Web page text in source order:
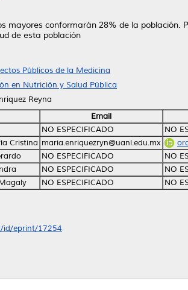
mayores conformarán 28% de la población.
de esta población
Públicos de la Medicina
en Nutrición y Salud Pública
Reyna
Email
NO ESPECIFICADO
NO
Cristina maria.enriquezryn@uanl.edu.mx
NO ESPECIFICADO
NO
NO ESPECIFICADO
NO
NO ESPECIFICADO
NO
id/eprint/17254